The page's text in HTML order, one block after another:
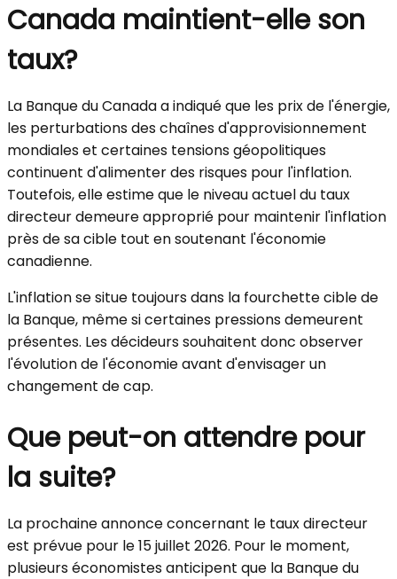
Canada maintient-elle son
taux?
La Banque du Canada a indiqué que les prix de l'énergie,
les perturbations des chaînes d'approvisionnement
mondiales et certaines tensions géopolitiques
continuent d'alimenter des risques pour l'inflation.
Toutefois, elle estime que le niveau actuel du taux
directeur demeure approprié pour maintenir l'inflation
près de sa cible tout en soutenant l'économie
canadienne.
L'inflation se situe toujours dans la fourchette cible de
la Banque, même si certaines pressions demeurent
présentes. Les décideurs souhaitent donc observer
l'évolution de l'économie avant d'envisager un
changement de cap.
Que peut-on attendre pour
la suite?
La prochaine annonce concernant le taux directeur
est prévue pour le 15 juillet 2026. Pour le moment,
plusieurs économistes anticipent que la Banque du